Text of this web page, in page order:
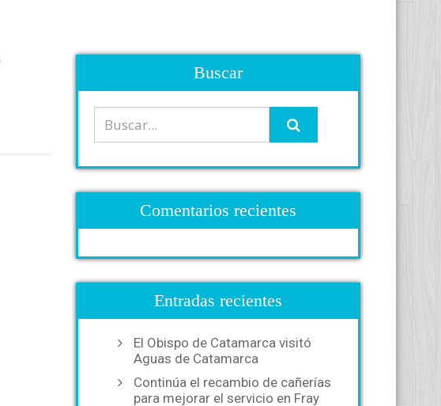
Buscar
Comentarios recientes
Entradas recientes
El Obispo de Catamarca visitó
Aguas de Catamarca
Continúa el recambio de cañerías
para mejorar el servicio en Fray